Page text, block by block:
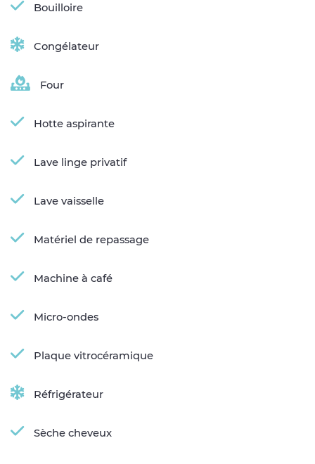
Bouilloire
Congélateur
Four
Hotte aspirante
Lave linge privatif
Lave vaisselle
Matériel de repassage
Machine à café
Micro-ondes
Plaque vitrocéramique
Réfrigérateur
Sèche cheveux